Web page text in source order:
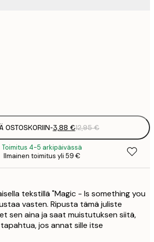
OSTOSKORIIN-3,88 €12,95 €
Toimitus 4-5 arkipäivässä
Ilmainen toimitus yli 59 €
tekstillä "Magic - Is something you
vasten. Ripusta tämä juliste
sen aina ja saat muistutuksen siitä,
jos annat sille itse